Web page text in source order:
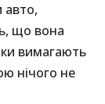
авто,
що вона
вимагають
нічого не